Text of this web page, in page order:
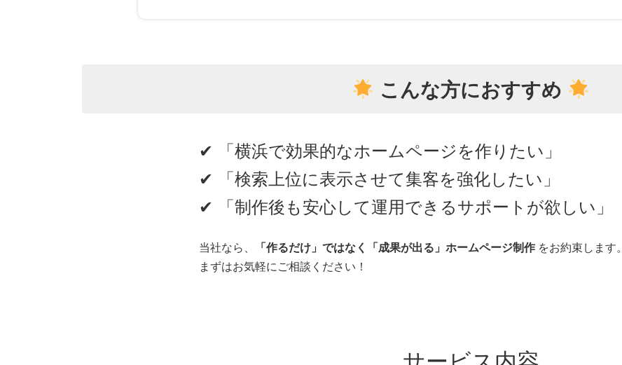
こんな方におすすめ
✔ 「横浜で効果的なホームページを作りたい」
✔ 「検索上位に表示させて集客を強化したい」
✔ 「制作後も安心して運用できるサポートが欲しい」
当社なら、 「作るだけ」ではなく「成果が出る」ホームページ制作をお約束します。
まずはお気軽にご相談ください！